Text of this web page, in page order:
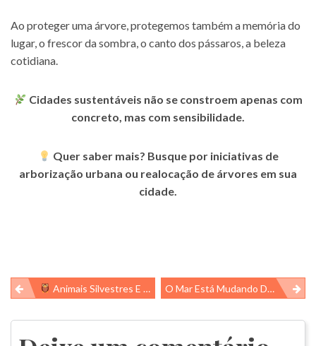
Ao proteger uma árvore, protegemos também a memória do
lugar, o frescor da sombra, o canto dos pássaros, a beleza
cotidiana.
Cidades sustentáveis não se constroem apenas com
concreto, mas com sensibilidade.
Quer saber mais? Busque por iniciativas de
arborização urbana ou realocação de árvores em sua
cidade.
Navegação
de
Post
Animais Silvestres E A Cidade: Como Podemos Conviver? O Mar Está Mudando De Cor – O Que Isso Revela Sobre O Planeta?